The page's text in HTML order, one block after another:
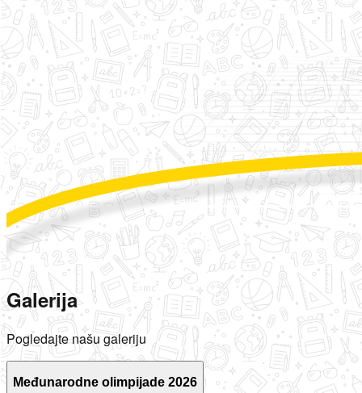
Galerija
Pogledajte našu galeriju
Međunarodne olimpijade 2026